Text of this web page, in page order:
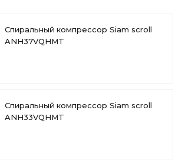
Спиральный компрессор Siam scroll
ANH37VQHMT
Спиральный компрессор Siam scroll
ANH33VQHMT